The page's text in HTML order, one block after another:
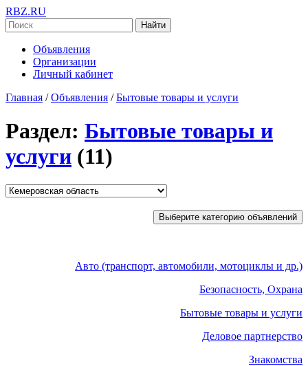
RBZ.RU
Найти
Объявления
Организации
Личный кабинет
Главная / Объявления / Бытовые товары и услуги
Раздел: Бытовые товары и
услуги (11)
Выберите категорию объявлений
Авто (транспорт, автомобили, мотоциклы и др.)
Безопасность, Охрана
Бытовые товары и услуги
Деловое партнерство
Знакомства